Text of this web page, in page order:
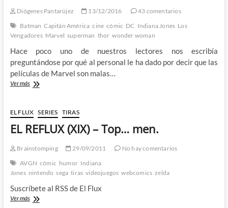
Perdida
Diógenes Pantarújez 13/12/2016
43 comentarios
Batman Capitán América cine cómic DC Indiana Jones Los
Vengadores Marvel superman thor wonder woman
Hace poco uno de nuestros lectores nos escribía
preguntándose por qué al personal le ha dado por decir que las
películas de Marvel son malas…
Ver másMarvel
chistes:
Viaje
a
mente
un
amargado
EL FLUX SERIES TIRAS
EL REFLUX (XIX) – Top… men.
Brainstomping 29/09/2011
No hay comentarios
AVGN cómic humor Indiana
Jones nintendo sega tiras videojuegos webcomics zelda
Suscríbete al RSS de El Flux
Ver másEL